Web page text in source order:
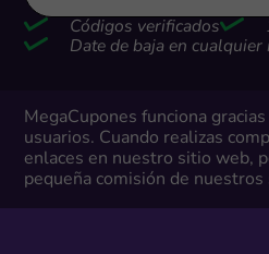
Códigos verificados
Date de baja en cualquier
MegaCupones funciona
usuarios. Cuando realizas
enlaces en nuestro sitio web,
pequeña comisión de nuestros